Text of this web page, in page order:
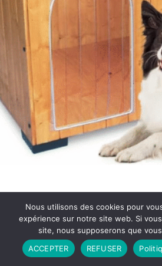
Partenariat Contact
CGU
Copyright © 2026 - Propulsé par
Nous utilisons des cookies pour
expérience sur notre site web. Si
site, nous supposerons que
ACCEPTER
REFUSER